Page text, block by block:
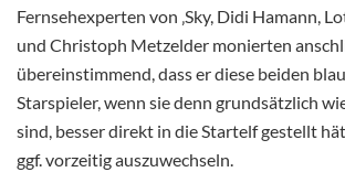
Fernsehexperten von ‚Sky, Didi Hamann,
und Christoph Metzelder monierten
übereinstimmend, dass er diese beiden
Starspieler, wenn sie denn grundsätzlich
sind, besser direkt in die Startelf gestellt
ggf. vorzeitig auszuwechseln.